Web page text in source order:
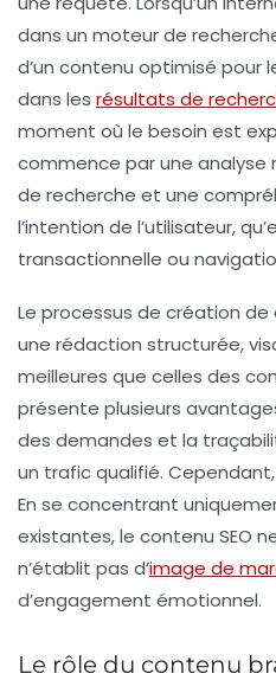
dans un moteur de
d’un contenu optimisé pour
dans les résultats de
moment où le besoin est
commence par une analyse
de recherche et une
l’intention de l’utilisateur,
transactionnelle ou
Le processus de création de
une rédaction structurée,
meilleures que celles des
présente plusieurs
des demandes et la
un trafic qualifié.
En se concentrant
existantes, le contenu SEO
n’établit pas d’image de
d’engagement émotionnel.
Le rôle du contenu